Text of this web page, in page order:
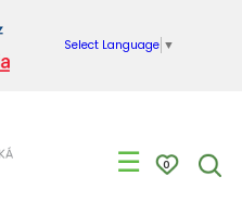
Select Language ▼
☰ 0